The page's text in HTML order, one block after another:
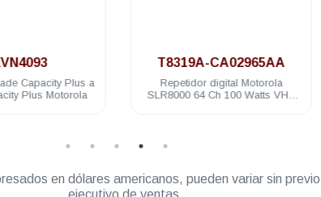
Capacity Plus a
Plus Motorola
T8319A-CA02965AA
Repetidor digital Motorola
SLR8000 64 Ch 100 Watts VHF
en dólares americanos, pueden variar sin